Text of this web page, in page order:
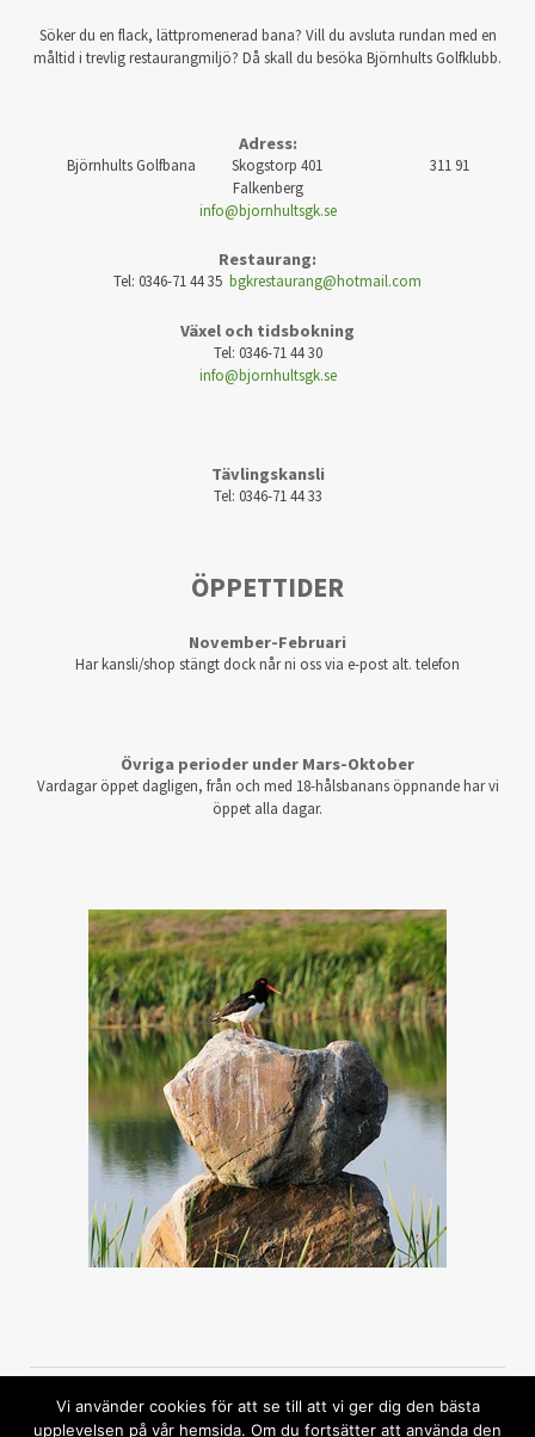
Söker du en flack, lättpromenerad bana? Vill du avsluta rundan med en
måltid i trevlig restaurangmiljö? Då skall du besöka Björnhults Golfklubb.
Adress:
Björnhults Golfbana Skogstorp 401 311 91
Falkenberg
info@bjornhultsgk.se
Restaurang:
Tel: 0346-71 44 35 bgkrestaurang@hotmail.com
Växel och tidsbokning
Tel: 0346-71 44 30
info@bjornhultsgk.se
Tävlingskansli
Tel: 0346-71 44 33
ÖPPETTIDER
November-Februari
Har kansli/shop stängt dock når ni oss via e-post alt. telefon
Övriga perioder under Mars-Oktober
Vardagar öppet dagligen, från och med 18-hålsbanans öppnande har vi
öppet alla dagar.
Vi använder cookies för att se till att vi ger dig den bästa
upplevelsen på vår hemsida. Om du fortsätter att använda den